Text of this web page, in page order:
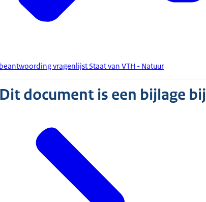
beantwoording vragenlijst Staat van VTH - Natuur
Dit document is een bijlage bij